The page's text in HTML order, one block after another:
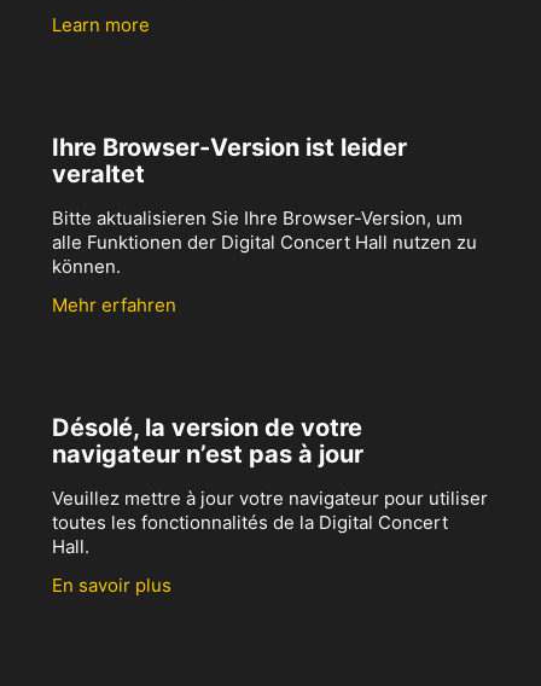
Learn more
Ihre Browser-Version ist leider
veraltet
Bitte aktualisieren Sie Ihre Browser-Version, um
alle Funktionen der Digital Concert Hall nutzen zu
können.
Mehr erfahren
Désolé, la version de votre
navigateur n’est pas à jour
Veuillez mettre à jour votre navigateur pour utiliser
toutes les fonctionnalités de la Digital Concert
Hall.
En savoir plus